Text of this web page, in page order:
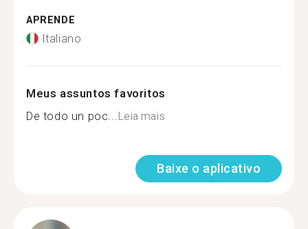
APRENDE
Italiano
Meus assuntos favoritos
De todo un poc... Leia mais
Baixe o aplicativo